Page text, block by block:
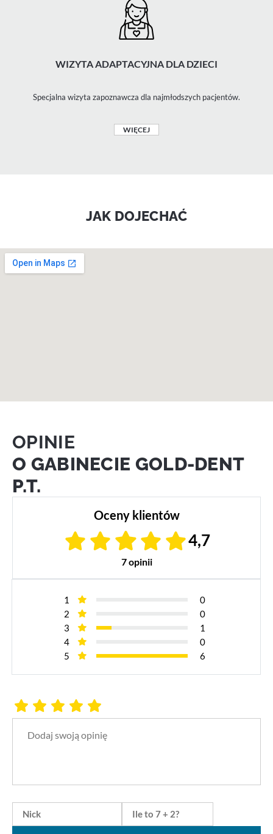
WIZYTA ADAPTACYJNA DLA DZIECI
Specjalna wizyta zapoznawcza dla najmłodszych pacjentów.
WIĘCEJ
JAK DOJECHAĆ
OPINIE
O GABINECIE GOLD-DENT
P.T.
Oceny klientów
4,7
7 opinii
1
0
2
0
3
1
4
0
5
6